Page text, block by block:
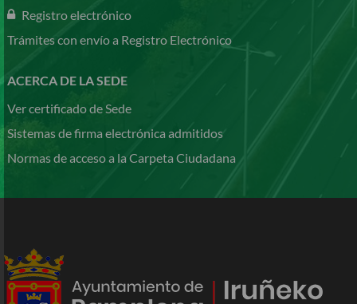
Registro electrónico
Trámites con envío a Registro Electrónico
ACERCA DE LA SEDE
Ver certificado de Sede
Sistemas de firma electrónica admitidos
Normas de acceso a la Carpeta Ciudadana